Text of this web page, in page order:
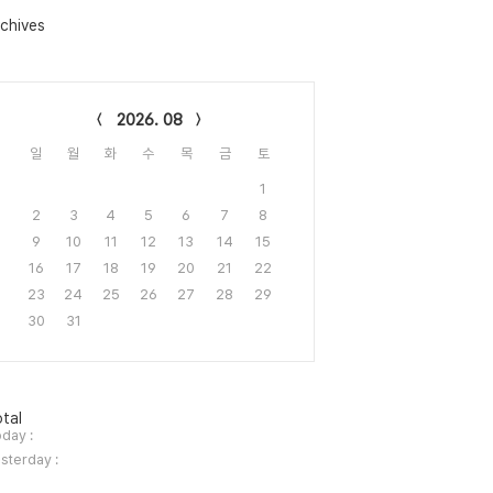
2026. 08
일 월 화 수 목 금 토
1
2
3 4 5 6 7
8
9
10 11 12 13 14
15
16
17 18 19 20 21
22
23
24 25 26 27 28
29
30
31
:
: